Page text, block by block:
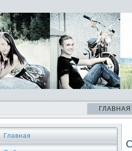
ГЛАВНАЯ
Главная